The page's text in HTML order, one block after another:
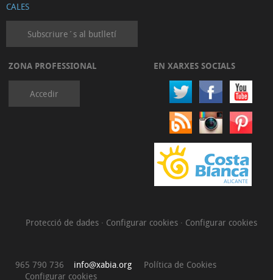
CALES
Subscriure´s al butlletí
ZONA PROFESSIONAL
Accedir
EN XARXES SOCIALS
Protecció de dades · Configurar cookies · Configurar cookies
965 790 736 info@xabia.org
Política de Cookies
Configurar cookies